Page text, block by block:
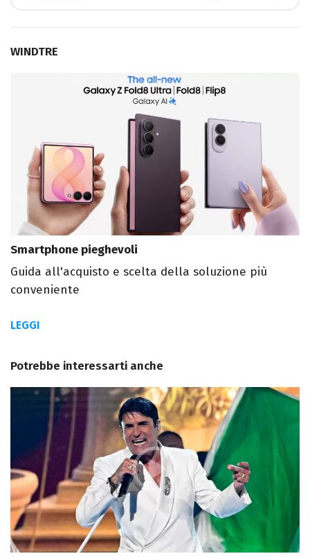
WINDTRE
Smartphone pieghevoli
Guida all'acquisto e scelta della soluzione più
conveniente
LEGGI
Potrebbe interessarti anche